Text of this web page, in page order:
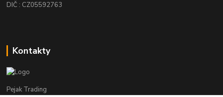
DIČ : CZ05592763
Kontakty
Pejak Trading